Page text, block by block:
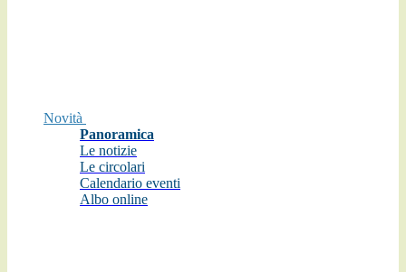
Novità
Panoramica
Le notizie
Le circolari
Calendario eventi
Albo online